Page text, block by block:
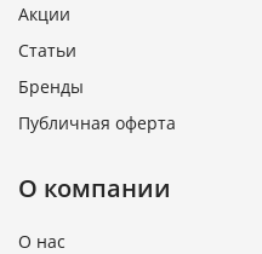
Акции
Статьи
Бренды
Публичная оферта
О компании
О нас